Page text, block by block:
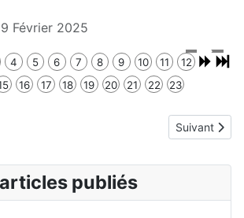
Février 2025
4 5 6 7 8 9 10 11
12
16 17 18 19 20 21 22 23
C'est parti pour la bourse aux vélos de mars
Article
Suivant
publiés